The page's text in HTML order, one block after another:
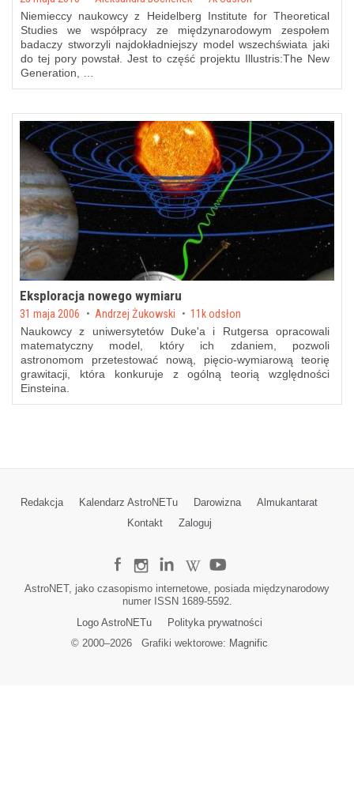
Niemieccy naukowcy z Heidelberg Institute for Theoretical
Studies we współpracy ze międzynarodowym zespołem
badaczy stworzyli najdokładniejszy model wszechświata jaki
do tej pory powstał. Jest to część projektu Illustris:The New
Generation, …
Eksploracja nowego wymiaru
Posted on
31 maja 2006 by Andrzej Żukowski 11k odsłon
Naukowcy z uniwersytetów Duke'a i Rutgersa opracowali
matematyczny model, który ich zdaniem, pozwoli
astronomom przetestować nową, pięcio-wymiarową teorię
grawitacji, która konkuruje z ogólną teorią względności
Einsteina.
Redakcja Kalendarz AstroNETu Darowizna
Almukantarat
Kontakt
Zaloguj
AstroNET, jako czasopismo internetowe, posiada międzynarodowy
numer ISSN 1689-5592.
Logo AstroNETu
Polityka prywatności
© 2000–2026Grafiki wektorowe: Magnific